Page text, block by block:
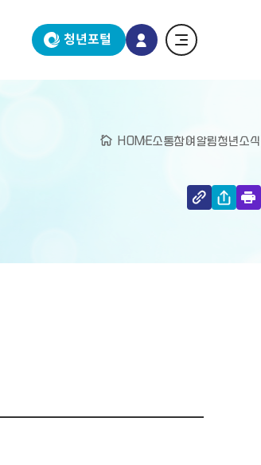
청년포털
HOME소통참여 알림청년소식